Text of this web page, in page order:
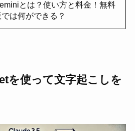
とは？使い方と料金！無料
では何ができる？
を使って文字起こしを